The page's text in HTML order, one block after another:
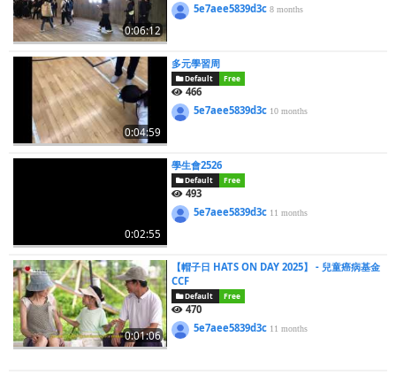
0:06:12
5e7aee5839d3c8 months
0:04:59
多元學習周
Default Free
466
5e7aee5839d3c 10 months
0:02:55
學生會2526
Default Free
493
5e7aee5839d3c 11 months
0:01:06
【帽子日 HATS ON DAY 2025】 - 兒童癌病基金
CCF
Default Free
470
5e7aee5839d3c 11 months